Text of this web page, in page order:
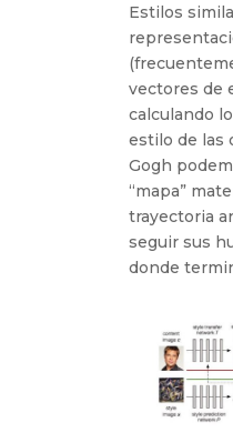
Estilos
vectores de
calculando
estilo de las
Gogh
“mapa”
trayectoria
seguir sus
donde